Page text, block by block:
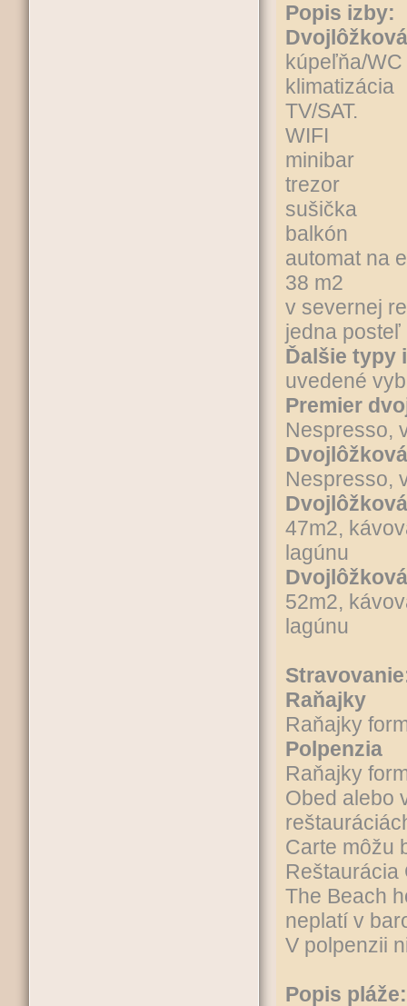
Popis izby:
kúpeľňa/WC
klimatizácia
TV/SAT.
WIFI
minibar
trezor
sušička
balkón
automat na
38 m2
v severnej
jedna posteľ
Ďalšie typy
uvedené
Premier
Nespresso,
Nespresso,
47m2,
lagúnu
52m2,
lagúnu
Raňajky
Raňajky
Polpenzia
Raňajky
Obed alebo
Carte môžu
Reštaurácia
The Beach
neplatí v
V polpenzii
Popis pláže: